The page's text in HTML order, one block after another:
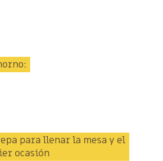
para llenar la mesa y el
ocasión